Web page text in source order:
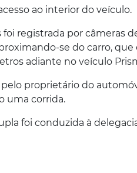
ao interior do veículo.
foi registrada por câmeras
se do carro,
adiante no veículo
proprietário do
uma corrida.
foi conduzida à